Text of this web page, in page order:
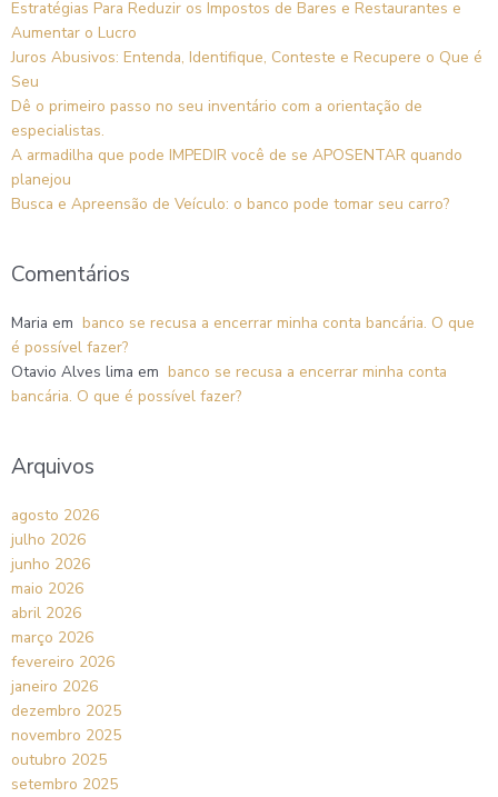
Estratégias Para Reduzir os Impostos de Bares e Restaurantes e
Aumentar o Lucro
Juros Abusivos: Entenda, Identifique, Conteste e Recupere o Que é
Seu
Dê o primeiro passo no seu inventário com a orientação de
especialistas.
A armadilha que pode IMPEDIR você de se APOSENTAR quando
planejou
Busca e Apreensão de Veículo: o banco pode tomar seu carro?
Comentários
Maria em banco se recusa a encerrar minha conta bancária. O que
é possível fazer?
Otavio Alves lima em banco se recusa a encerrar minha conta
bancária. O que é possível fazer?
Arquivos
agosto 2026
julho 2026
junho 2026
maio 2026
abril 2026
março 2026
fevereiro 2026
janeiro 2026
dezembro 2025
novembro 2025
outubro 2025
setembro 2025